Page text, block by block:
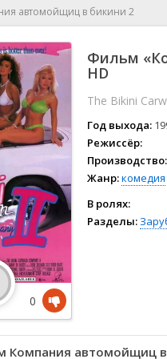
🕺 Мюзикл
🎤 Ток-шоу
🧙‍♀️
🏅 Церемония
автомойщиц в бикини 2
Фильм
HD
The Bikini
Год выхода:
Режиссёр:
Производство:
Жанр:комедия
В ролях:
Разделы:
0
Компания автомойщиц в